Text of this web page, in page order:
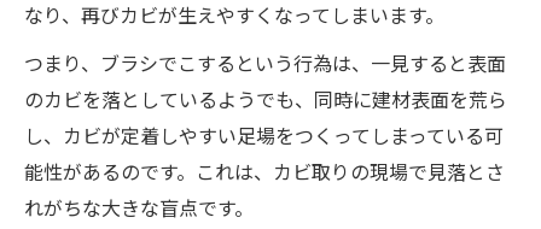
なり、再びカビが生えやすくなってしまいます。
つまり、ブラシでこするという行為は、一見すると表面
のカビを落としているようでも、同時に建材表面を荒ら
し、カビが定着しやすい足場をつくってしまっている可
能性があるのです。これは、カビ取りの現場で見落とさ
れがちな大きな盲点です。